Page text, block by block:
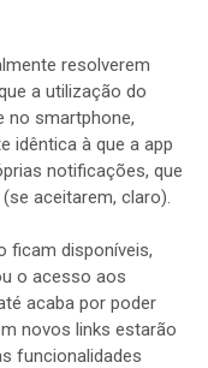
resolverem
a utilização do
no smartphone,
idêntica à que a app
notificações, que
aceitarem, claro).
ficam disponíveis,
o acesso aos
acaba por poder
novos links estarão
funcionalidades